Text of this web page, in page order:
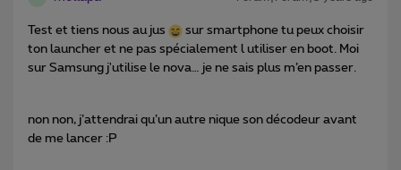
Test et tiens nous au jus
sur smartphone tu peux choisir
ton launcher et ne pas spécialement l utiliser en boot. Moi
sur Samsung j'utilise le nova… je ne sais plus m’en passer.
non non, j’attendrai qu’un autre nique son décodeur avant
de me lancer :P